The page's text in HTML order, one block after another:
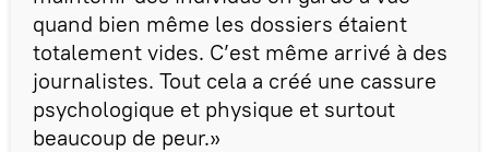
quand bien même les dossiers étaient
totalement vides. C’est même arrivé à des
journalistes. Tout cela a créé une cassure
psychologique et physique et surtout
beaucoup de peur.»